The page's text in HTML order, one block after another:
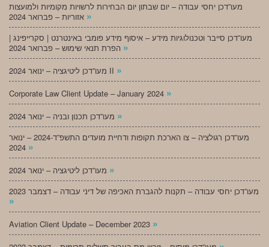
מעו”דכן יחסי עבודה – יום שבתון יום הבחירות לרשויות מקומיות ולמועצות
»
מעו”דכן סייבר וטכנולוגיות מידע – איסוף מידע פומבי באינטרנט | סקרייפינג |
»
מעו”דכן ליטיגציה – ינואר 2024 II »
Corporate Law Client Update – January 2024 »
»
מעו”דכן רגולציה – צו הארכת תקופות ודחיית מועדים התשפ”ד-2024 – ינואר
»
»
מעו”דכן יחסי עבודה – תקנות להגברת האכיפה של דיני עבודה – דצמבר 2023
»
Aviation Client Update – December 2023 »